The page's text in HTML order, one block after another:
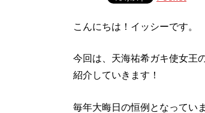
こんにちは！イッシーです。
今回は、天海祐希ガキ使女王
紹介していきます！
毎年大晦日の恒例となってい